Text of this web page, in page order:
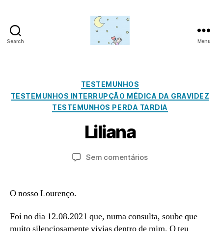
Search
da
lua
Menu
Categorias
TESTEMUNHOS
TESTEMUNHOS INTERRUPÇÃO MÉDICA DA GRAVIDEZ
TESTEMUNHOS PERDA TARDIA
Liliana
Autor
do
o
r
d
Data
do
N
o
v
e
b
o
1
Sem comentáriosem
O nosso Lourenço.
Foi no dia 12.08.2021 que, numa consulta, soube que